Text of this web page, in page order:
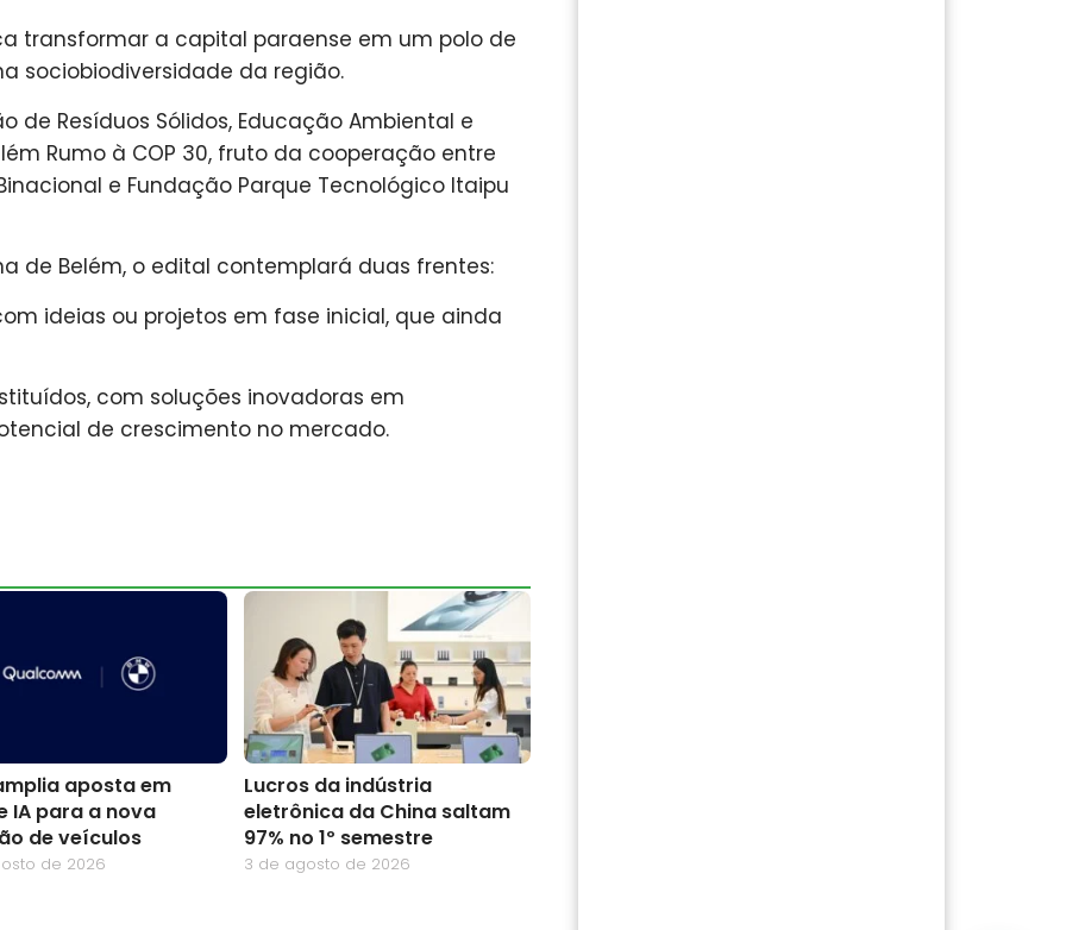
transformar a capital paraense em um polo de
sociobiodiversidade da região.
de Resíduos Sólidos, Educação Ambiental e
Rumo à COP 30, fruto da cooperação entre
Binacional e Fundação Parque Tecnológico Itaipu
de Belém, o edital contemplará duas frentes:
ideias ou projetos em fase inicial, que ainda
com soluções inovadoras em
de crescimento no mercado.
aposta em
IA para a nova
de veículos
de 2026
Lucros da indústria
eletrônica da China saltam
97% no 1º semestre
3 de agosto de 2026